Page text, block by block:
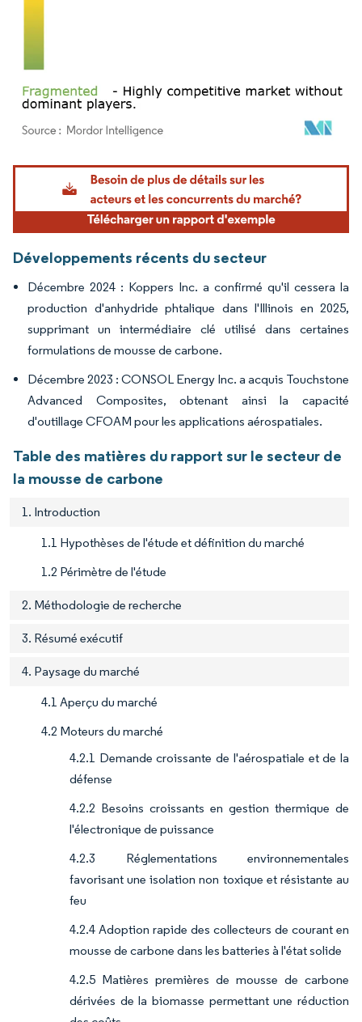
Image © Mordor Intelligence. La réutilisation nécessite une attribution sous CC BY
Développements récents du secteur
Décembre 2024 : Koppers Inc. a confirmé qu'il cessera la
production d'anhydride phtalique dans l'Illinois en 2025,
supprimant un intermédiaire clé utilisé dans certaines
formulations de mousse de carbone.
Décembre 2023 : CONSOL Energy Inc. a acquis Touchstone
Advanced Composites, obtenant ainsi la capacité
d'outillage CFOAM pour les applications aérospatiales.
Table des matières du rapport sur le secteur de
la mousse de carbone
1. Introduction
1.1 Hypothèses de l'étude et définition du marché
1.2 Périmètre de l'étude
2. Méthodologie de recherche
3. Résumé exécutif
4. Paysage du marché
4.1 Aperçu du marché
4.2 Moteurs du marché
4.2.1 Demande croissante de l'aérospatiale et de la
défense
4.2.2 Besoins croissants en gestion thermique de
l'électronique de puissance
4.2.3 Réglementations environnementales
favorisant une isolation non toxique et résistante au
feu
4.2.4 Adoption rapide des collecteurs de courant en
mousse de carbone dans les batteries à l'état solide
4.2.5 Matières premières de mousse de carbone
dérivées de la biomasse permettant une réduction